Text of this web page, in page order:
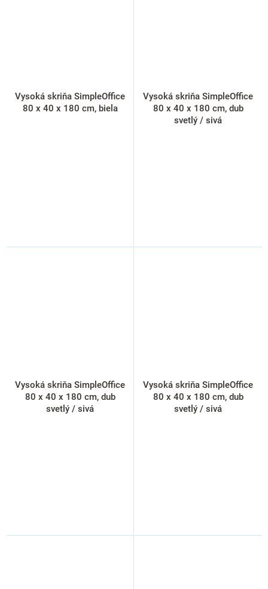
Vysoká skriňa SimpleOffice
80 x 40 x 180 cm, biela
Vysoká skriňa SimpleOffice
80 x 40 x 180 cm, dub
svetlý / sivá
Vysoká skriňa SimpleOffice
80 x 40 x 180 cm, dub
svetlý / sivá
Vysoká skriňa SimpleOffice
80 x 40 x 180 cm, dub
svetlý / sivá